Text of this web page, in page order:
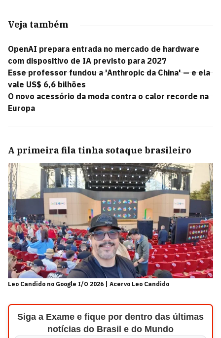
Veja também
OpenAI prepara entrada no mercado de hardware
com dispositivo de IA previsto para 2027
Esse professor fundou a 'Anthropic da China' — e ela
vale US$ 6,6 bilhões
O novo acessório da moda contra o calor recorde na
Europa
A primeira fila tinha sotaque brasileiro
Leo Candido no Google I/O 2026 | Acervo Leo Candido
Siga a Exame e fique por dentro das últimas
notícias do Brasil e do Mundo